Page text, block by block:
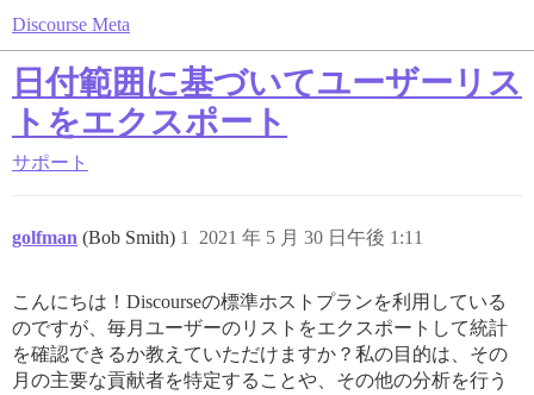
Discourse Meta
日付範囲に基づいてユーザーリス
トをエクスポート
サポート
golfman (Bob Smith) 2021 年 5 月 30 日午後 1:11
1
こんにちは！Discourseの標準ホストプランを利用している
のですが、毎月ユーザーのリストをエクスポートして統計
を確認できるか教えていただけますか？私の目的は、その
月の主要な貢献者を特定することや、その他の分析を行う